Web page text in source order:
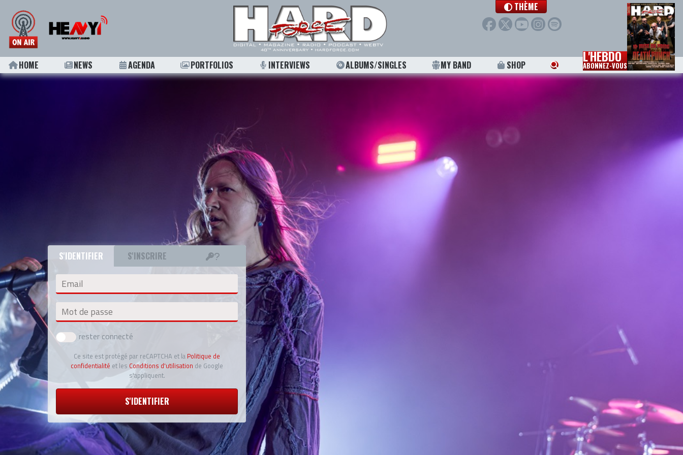
THÈME
HOME NEWS AGENDA PORTFOLIOS INTERVIEWS ALBUMS/SINGLES MY BAND SHOP L'HEBDO
ABONNEZ-VOUS
S'IDENTIFIER S'INSCRIRE
Email
Mot de passe
rester connecté
Ce site est protégé par reCAPTCHA et la Politique de
confidentialité et les Conditions d'utilisation de Google
s'appliquent.
S'IDENTIFIER